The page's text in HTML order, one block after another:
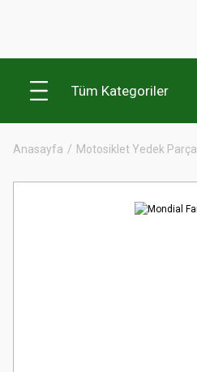
Tüm Kategoriler
Anasayfa Motosiklet Yedek Parça